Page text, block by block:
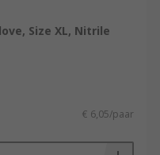
Size XL, Nitrile
€ 6,05/paar